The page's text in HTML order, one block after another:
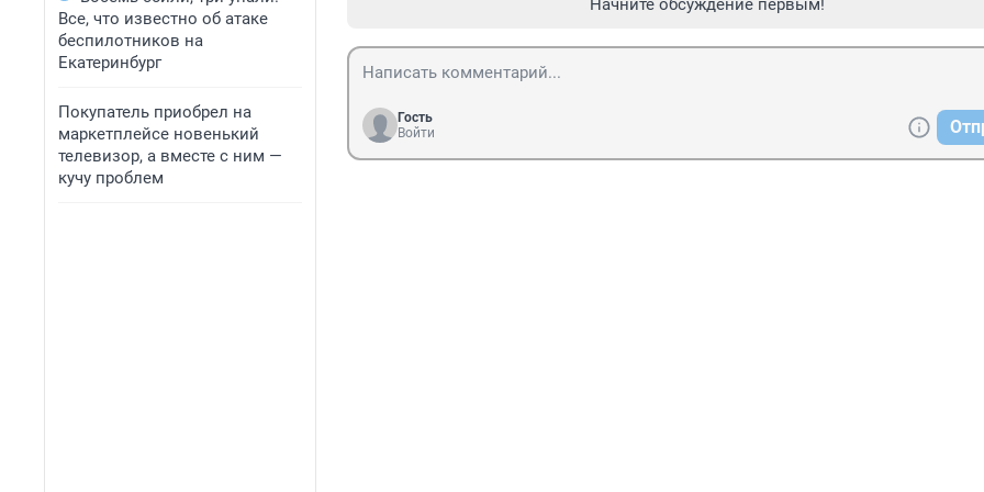
Все, что известно об атаке
беспилотников на
Екатеринбург
Покупатель приобрел на
маркетплейсе новенький
телевизор, а вместе с ним —
кучу проблем
Начните обсуждение первым!
Гость
Войти